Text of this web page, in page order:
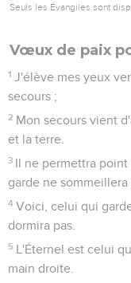
Seuls les Évangiles sont
Vœux de paix
1 J'élève mes yeux
secours ;
2 Mon secours vient
et la terre.
3 Il ne permettra
garde ne sommeillera
4 Voici, celui qui
dormira pas.
5 L'Éternel est celui
main droite.